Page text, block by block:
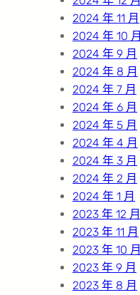
2024 年 11 月
2024 年 10 月
2024 年 9 月
2024 年 8 月
2024 年 7 月
2024 年 6 月
2024 年 5 月
2024 年 4 月
2024 年 3 月
2024 年 2 月
2024 年 1 月
2023 年 12 月
2023 年 11 月
2023 年 10 月
2023 年 9 月
2023 年 8 月